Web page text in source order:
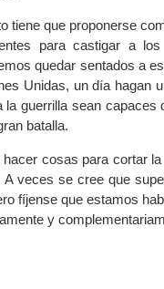
tiene que proponerse
para castigar a
quedar sentados a
Unidas, un día hagan
guerrilla sean
batalla.
cosas para cortar
veces se cree que
fíjense que estamos
y